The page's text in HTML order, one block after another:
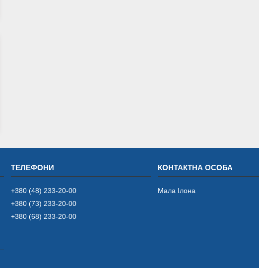
+380 (48) 233-20-00
+380 (73) 233-20-00
+380 (68) 233-20-00
Мала Iлона